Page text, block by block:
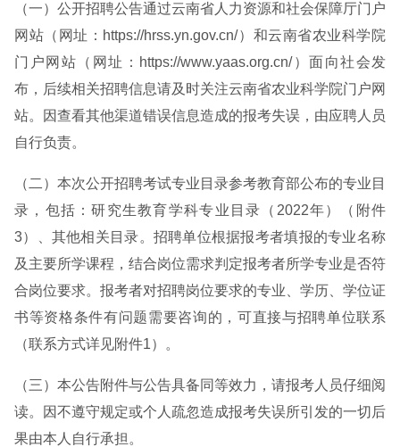
（一）公开招聘公告通过云南省人力资源和社会保障厅门户
网站（网址：https://hrss.yn.gov.cn/）和云南省农业科学院
门户网站（网址：https://www.yaas.org.cn/）面向社会发
布，后续相关招聘信息请及时关注云南省农业科学院门户网
站。因查看其他渠道错误信息造成的报考失误，由应聘人员
自行负责。
（二）本次公开招聘考试专业目录参考教育部公布的专业目
录，包括：研究生教育学科专业目录（2022年）（附件
3）、其他相关目录。招聘单位根据报考者填报的专业名称
及主要所学课程，结合岗位需求判定报考者所学专业是否符
合岗位要求。报考者对招聘岗位要求的专业、学历、学位证
书等资格条件有问题需要咨询的，可直接与招聘单位联系
（联系方式详见附件1）。
（三）本公告附件与公告具备同等效力，请报考人员仔细阅
读。因不遵守规定或个人疏忽造成报考失误所引发的一切后
果由本人自行承担。